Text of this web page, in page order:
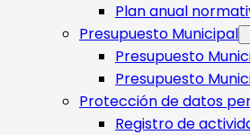
Plan anual
Presupuesto Municipal
Presupuesto
Presupuesto
Protección de datos
Registro de